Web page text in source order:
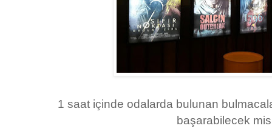
1 saat içinde odalarda bulunan
başarabilecek